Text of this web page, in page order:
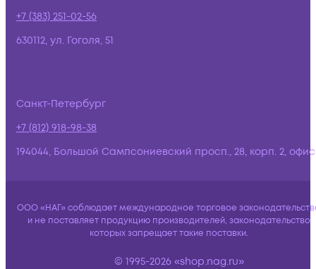
+7 (383) 251-02-56
630112, ул. Гоголя, 51
Санкт-Петербург
+7 (812) 918-98-38
194044, Большой Сампсониевский просп., 28, корп. 2,
ООО «НАГ» соблюдает международное торговое
и не поставляет продукцию производителей, законодательство
которых запрещает такие поставки.
© 1995-2026 «shop.nag.ru»